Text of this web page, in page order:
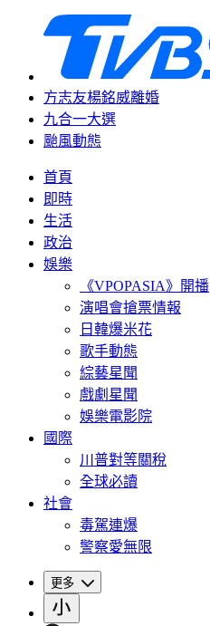
方志友楊銘威離婚
九合一大選
颱風動態
首頁
即時
生活
政治
娛樂
《VPOPASIA》開播
演唱會搶票情報
日韓爆米花
歌手動態
綜藝星聞
戲劇星聞
娛樂電影院
國際
川普對等關稅
全球必讀
社會
毒駕連爆
警察愛無限
更多